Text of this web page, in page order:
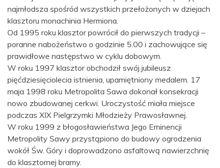
najmłodsza spośród wszystkich przełożonych w dziejach
klasztoru monachinia Hermiona.
Od 1995 roku klasztor powrócił do pierwszych tradycji –
poranne nabożeństwo o godzinie 5.00 i zachowujące się
prawidłowe następstwo w cyklu dobowym.
W roku 1997 klasztor obchodził swój jubileusz
pięćdziesięciolecia istnienia, upamiętniony medalem. 17
maja 1998 roku Metropolita Sawa dokonał konsekracji
nowo zbudowanej cerkwi. Uroczystość miała miejsce
podczas XIX Pielgrzymki Młodzieży Prawosławnej.
W roku 1999 z błogosławieństwa Jego Eminencji
Metropolity Sawy przystąpiono do budowy ogrodzenia
wokół Św. Góry i doprowadzono asfaltową nawierzchnię
do klasztornej bramy.